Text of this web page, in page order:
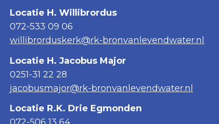
Locatie H. Willibrordus
072-533 09 06
willibrorduskerk@rk-bronvanlevendwater.nl
Locatie H. Jacobus Major
0251-31 22 28
jacobusmajor@rk-bronvanlevendwater.nl
Locatie R.K. Drie Egmonden